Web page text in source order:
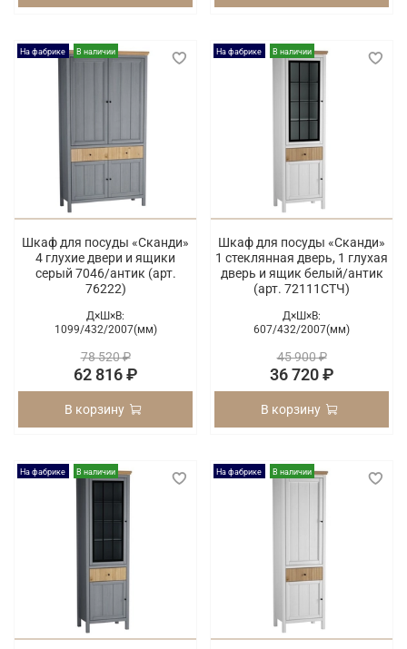
На фабрике В наличии
Шкаф для посуды «Сканди»
4 глухие двери и ящики
серый 7046/антик (арт.
76222)
Д×Ш×В:
1099/432/2007(мм)
78 520 ₽
62 816 ₽
В корзину
На фабрике В наличии
Шкаф для посуды «Сканди»
1 стеклянная дверь, 1 глухая
дверь и ящик белый/антик
(арт. 72111СТЧ)
Д×Ш×В:
607/432/2007(мм)
45 900 ₽
36 720 ₽
В корзину
На фабрике В наличии На фабрике В наличии